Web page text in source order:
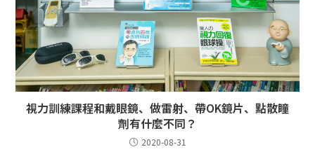
視力訓練課程和戴眼鏡、做雷射、帶OK鏡片、點散瞳
劑有什麼不同？
2020-08-31